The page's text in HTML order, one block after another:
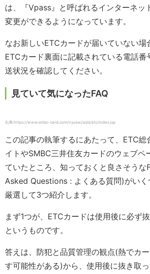
は、『Vpass』と呼ばれるインターネッ
変更ができるようになっています。
なお新しいETCカードが届いていない場
ETCカード裏面に記載されている電話番
送状況を確認してください。
見ていて気になったFAQ
出典:https://www.smbc-card.com/nyukai/add/etc/index.jsp
この記事の執筆するにあたって、ETC総
イトやSMBC三井住友カードのウェブペ
ていたところ、知っておくと良さそう
Asked Questions : よくある質問)がいく
厳選して3つ紹介します。
まず1つが、ETCカードは使用後に必ず
というものです。
答えは、防犯と品質管理の観点(熱でカ
す可能性がある)から、使用後に抜き取